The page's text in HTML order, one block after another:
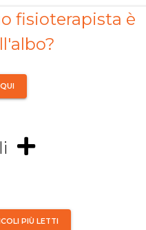
fisioterapista è
PIÙ LETTI